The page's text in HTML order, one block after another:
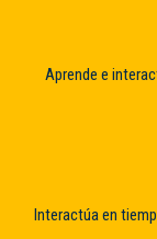
Aprende e
Interactúa en